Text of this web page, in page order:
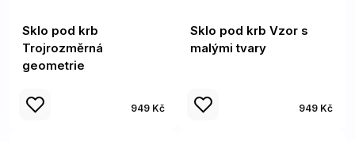
Sklo pod krb
Trojrozměrná
geometrie
949 Kč
Sklo pod krb Vzor s
malými tvary
949 Kč